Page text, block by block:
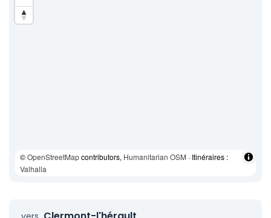
©OpenStreetMapcontributors, Humanitarian OSM · Itinéraires :
Valhalla